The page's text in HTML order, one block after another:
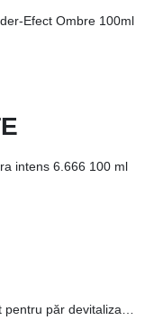
Efect Ombre 100ml
intens 6.666 100 ml